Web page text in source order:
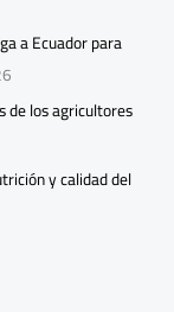
a Ecuador para
de los agricultores
y calidad del